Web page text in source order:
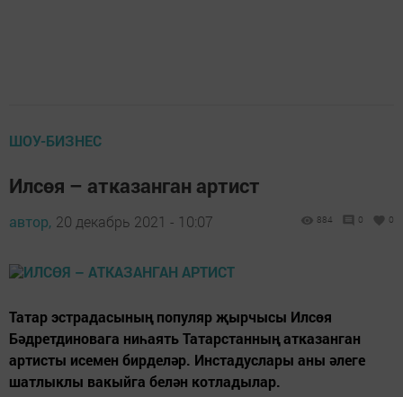
ШОУ-БИЗНЕС
Илсөя – атказанган артист
автор, 20 декабрь 2021 - 10:07 884 0 0
Татар эстрадасының популяр җырчысы Илсөя
Бәдретдиновага ниһаять Татарстанның атказанган
артисты исемен бирделәр. Инстадуслары аны әлеге
шатлыклы вакыйга белән котладылар.